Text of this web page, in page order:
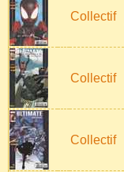
Collectif
Collectif
Collectif